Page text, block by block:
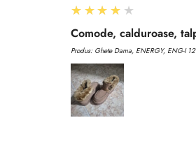
4
★★★★★
Comode, calduroase,
Produs: Ghete Dama, ENERGY, ENG-I